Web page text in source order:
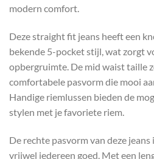
modern comfort.
Deze straight fit jeans heeft een
bekende 5-pocket stijl, wat zorgt
opbergruimte. De mid waist taille
comfortabele pasvorm die mooi
Handige riemlussen bieden de
stylen met je favoriete riem.
De rechte pasvorm van deze
vrijwel iedereen goed. Met een